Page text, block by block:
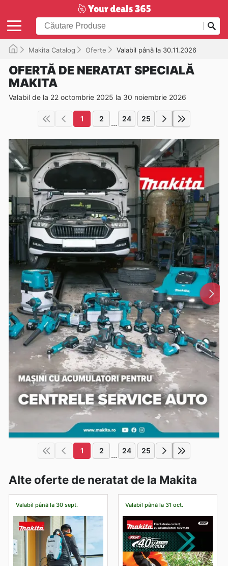
Makita Catalog Oferte Valabil până la 30.11.2026
OFERTĂ DE NERATAT SPECIALĂ
MAKITA
Valabil de la 22 octombrie 2025 la 30 noiembrie 2026
1 2 ... 24 25
1 2 ... 24 25
Alte oferte de neratat de la Makita
Valabil până la 30 sept. Valabil până la 31 oct.